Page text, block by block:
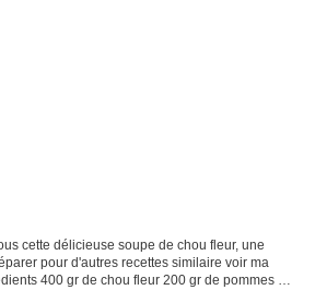
cette délicieuse soupe de chou fleur, une
pour d'autres recettes similaire voir ma
400 gr de chou fleur 200 gr de pommes de